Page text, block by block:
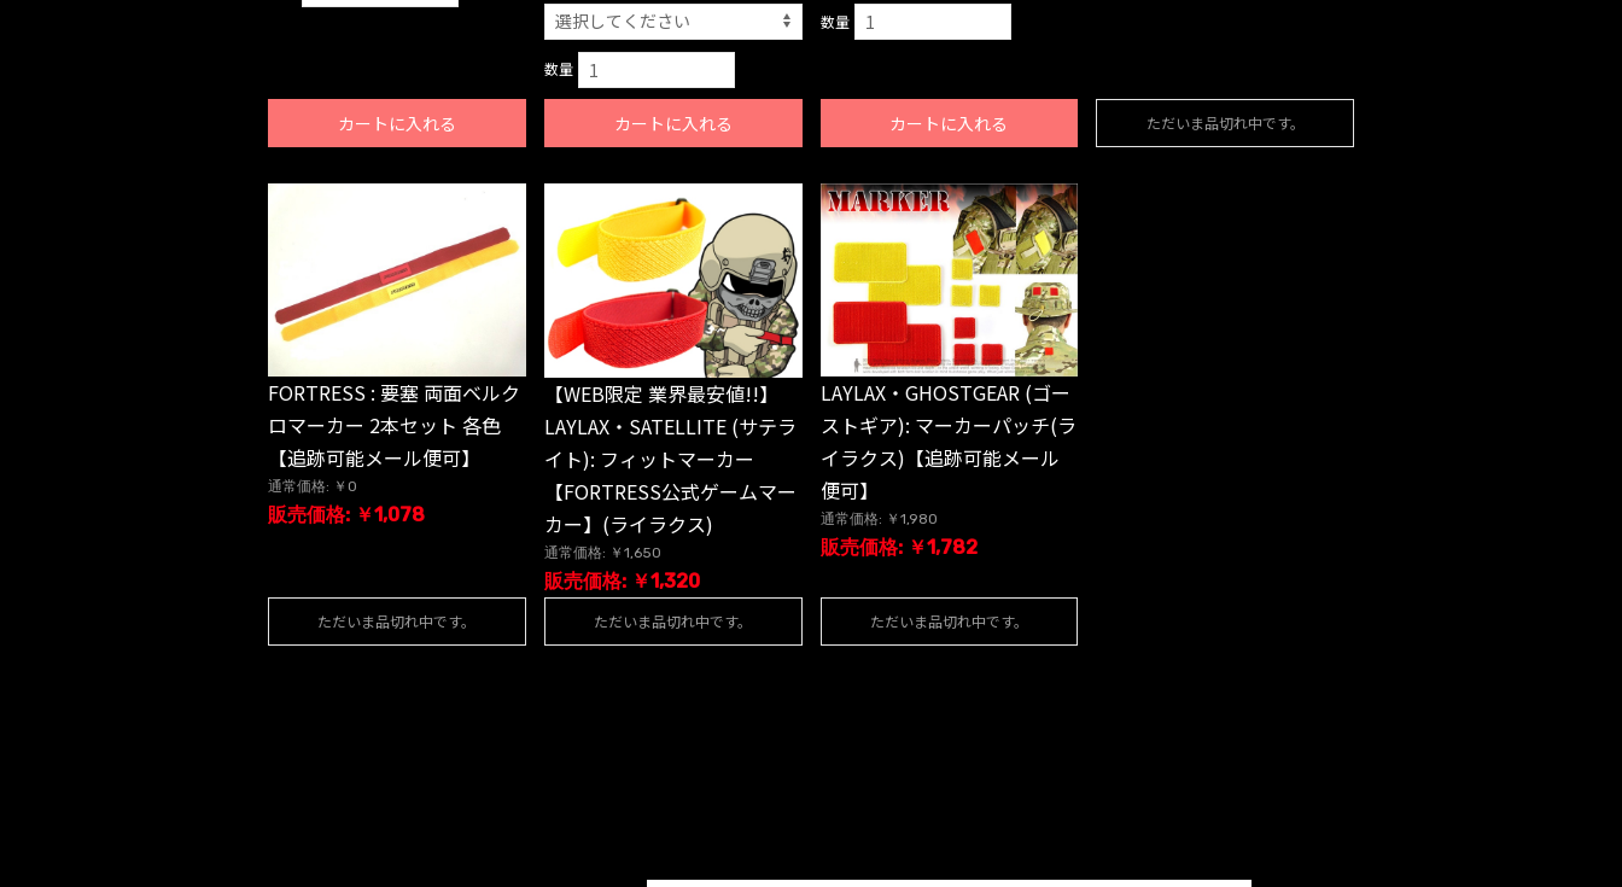
カートに入れる
数量
カートに入れる
数量
カートに入れる ただいま品切れ中です。
FORTRESS : 要塞 両面ベルク
ロマーカー 2本セット 各色
【追跡可能メール便可】
通常価格: ￥0
販売価格: ￥1,078
ただいま品切れ中です。
【WEB限定 業界最安値!!】
LAYLAX・SATELLITE (サテラ
イト): フィットマーカー
【FORTRESS公式ゲームマー
カー】(ライラクス)
通常価格: ￥1,650
販売価格: ￥1,320
ただいま品切れ中です。
LAYLAX・GHOSTGEAR (ゴー
ストギア): マーカーパッチ(ラ
イラクス)【追跡可能メール
便可】
通常価格: ￥1,980
販売価格: ￥1,782
ただいま品切れ中です。